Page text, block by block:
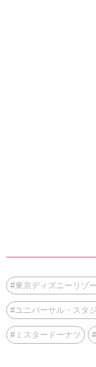
#東京ディズニーリゾ
#ユニバーサル・スタ
#ミスタードーナツ #